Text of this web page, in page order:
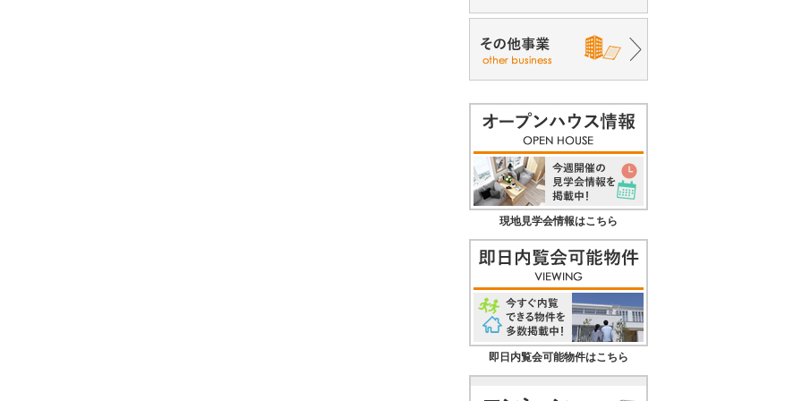
現地見学会情報はこちら
即日内覧会可能物件はこちら